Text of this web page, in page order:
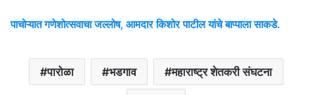
पाचोऱ्यात गणेशोत्सवाचा जल्लोष, आमदार किशोर पाटील यांचे बाप्पाला साकडे.
पारोळा भडगाव महाराष्ट्र शेतकरी संघटना